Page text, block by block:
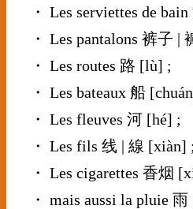
・ Les serviettes de
・ Les pantalons 裤子 |
・ Les routes 路 [lù] ;
・ Les bateaux 船
・ Les fleuves 河 [hé] ;
・ Les fils 线 | 線 [xiàn] ;
・ Les cigarettes 香烟
・ mais aussi la pluie